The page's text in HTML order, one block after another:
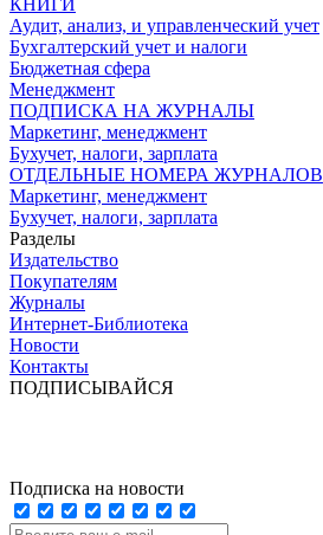
Аудит, анализ, и управленческий учет
Бухгалтерский учет и налоги
Бюджетная сфера
Менеджмент
ПОДПИСКА НА ЖУРНАЛЫ
Маркетинг, менеджмент
Бухучет, налоги, зарплата
ОТДЕЛЬНЫЕ НОМЕРА ЖУРНАЛОВ
Маркетинг, менеджмент
Бухучет, налоги, зарплата
Разделы
Издательство
Покупателям
Журналы
Интернет-Библиотека
Новости
Контакты
ПОДПИСЫВАЙСЯ
Подписка на новости